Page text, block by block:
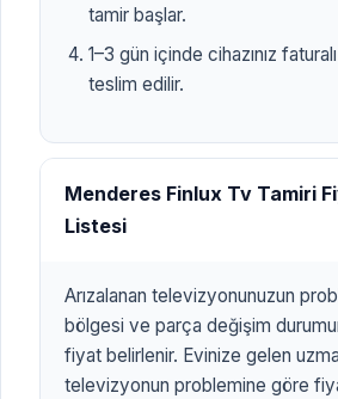
tamir başlar.
1–3 gün içinde cihazınız
teslim edilir.
Menderes Finlux Tv Tamiri
Listesi
Arızalanan televizyonunuzun
bölgesi ve parça değişim
fiyat belirlenir. Evinize gelen
televizyonun problemine göre